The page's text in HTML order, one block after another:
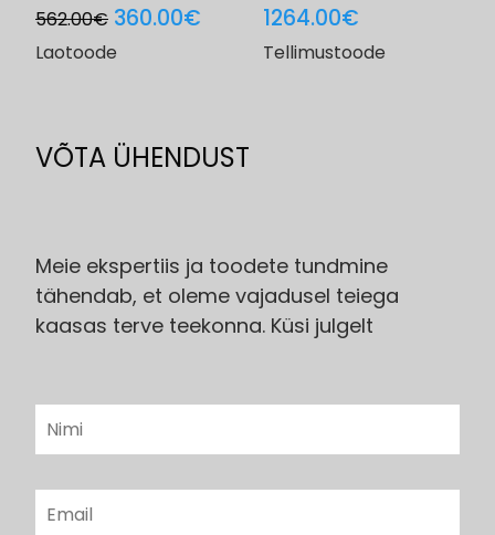
562.00€ Original
price
360.00€ Current
Laotoode
1264.00€
Tellimustoode
VÕTA ÜHENDUST
Meie ekspertiis ja toodete tundmine
tähendab, et oleme vajadusel teiega
kaasas terve teekonna. Küsi julgelt